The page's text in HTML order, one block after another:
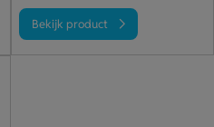
Bekijk product